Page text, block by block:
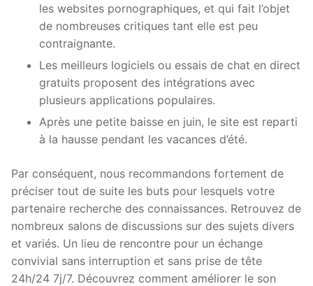
les websites pornographiques, et qui fait l’objet
de nombreuses critiques tant elle est peu
contraignante.
Les meilleurs logiciels ou essais de chat en direct
gratuits proposent des intégrations avec
plusieurs applications populaires.
Après une petite baisse en juin, le site est reparti
à la hausse pendant les vacances d’été.
Par conséquent, nous recommandons fortement de
préciser tout de suite les buts pour lesquels votre
partenaire recherche des connaissances. Retrouvez de
nombreux salons de discussions sur des sujets divers
et variés. Un lieu de rencontre pour un échange
convivial sans interruption et sans prise de tête
24h/24 7j/7. Découvrez comment améliorer le son